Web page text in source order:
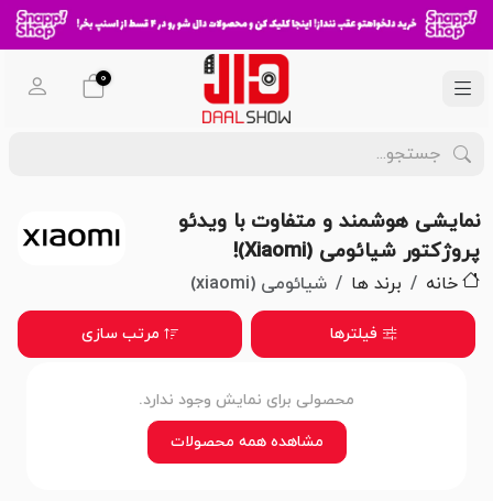
0
نمایشی هوشمند و متفاوت با ویدئو
پروژکتور شیائومی (Xiaomi)!
خانه برند ها شیائومی (xiaomi)
فیلترها مرتب سازی
محصولی برای نمایش وجود ندارد.
مشاهده همه محصولات